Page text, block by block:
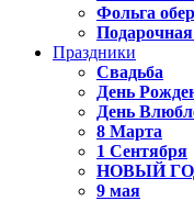
Фольга
Праздники
Свадьба
День
День
8 Марта
1 Сентября
НОВЫЙ
9 мая